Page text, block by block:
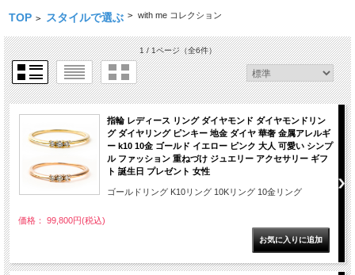
TOP > スタイルで選ぶ > with me コレクション
1 / 1ページ（全6件）
指輪 レディース リング ダイヤモンド ダイヤモンドリン
グ ダイヤリング ピンキー 地金 ダイヤ 華奢 金属アレルギ
ー k10 10金 ゴールド イエロー ピンク 大人 可愛い シンプ
ル ファッション 重ねづけ ジュエリー アクセサリー ギフ
ト 誕生日 プレゼント 女性
ゴールドリング K10リング 10Kリング 10金リング
価格： 99,800円(税込)